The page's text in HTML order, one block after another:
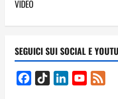
a
v
i
g
a
VIDEO
SEGUICI SUI SOCIAL E
Facebook
TikTok LinkedInYouTube